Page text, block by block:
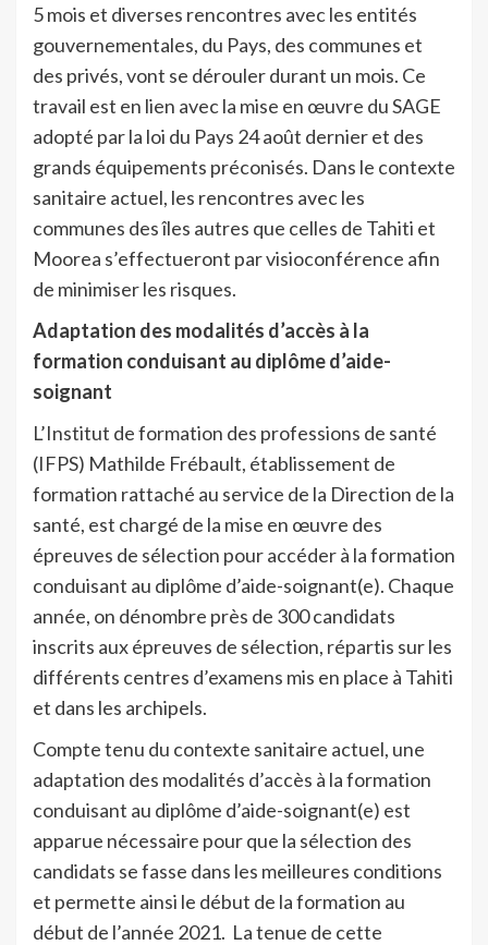
5 mois et diverses rencontres avec les entités
gouvernementales, du Pays, des communes et
des privés, vont se dérouler durant un mois. Ce
travail est en lien avec la mise en œuvre du SAGE
adopté par la loi du Pays 24 août dernier et des
grands équipements préconisés. Dans le contexte
sanitaire actuel, les rencontres avec les
communes des îles autres que celles de Tahiti et
Moorea s’effectueront par visioconférence afin
de minimiser les risques.
Adaptation des modalités d’accès à la
formation conduisant au diplôme d’aide-
soignant
L’Institut de formation des professions de santé
(IFPS) Mathilde Frébault, établissement de
formation rattaché au service de la Direction de la
santé, est chargé de la mise en œuvre des
épreuves de sélection pour accéder à la formation
conduisant au diplôme d’aide-soignant(e). Chaque
année, on dénombre près de 300 candidats
inscrits aux épreuves de sélection, répartis sur les
différents centres d’examens mis en place à Tahiti
et dans les archipels.
Compte tenu du contexte sanitaire actuel, une
adaptation des modalités d’accès à la formation
conduisant au diplôme d’aide-soignant(e) est
apparue nécessaire pour que la sélection des
candidats se fasse dans les meilleures conditions
et permette ainsi le début de la formation au
début de l’année 2021. La tenue de cette